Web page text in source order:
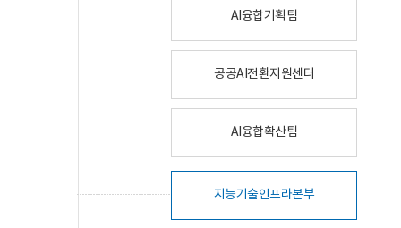
AI융합기획팀
공공AI전환지원센터
AI융합확산팀
지능기술인프라본부